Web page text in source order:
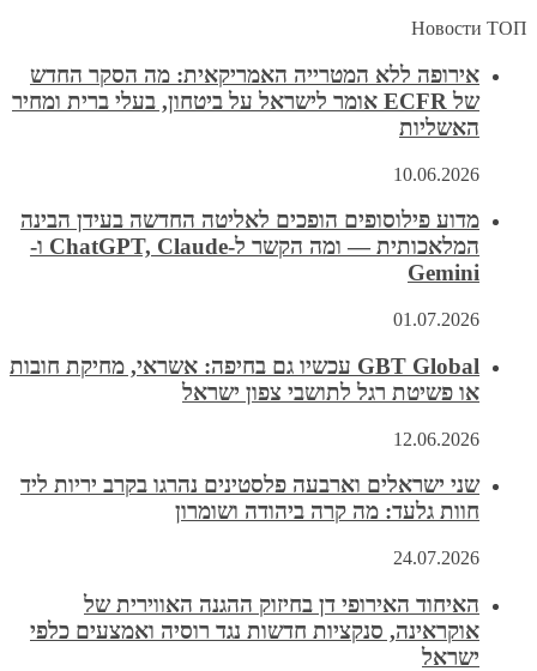
Новости ТОП
אירופה ללא המטרייה האמריקאית: מה הסקר החדש
של ECFR אומר לישראל על ביטחון, בעלי ברית ומחיר
האשליות
10.06.2026
מדוע פילוסופים הופכים לאליטה החדשה בעידן הבינה
המלאכותית — ומה הקשר ל-ChatGPT, Claude ו-
Gemini
01.07.2026
GBT Global עכשיו גם בחיפה: אשראי, מחיקת חובות
או פשיטת רגל לתושבי צפון ישראל
12.06.2026
שני ישראלים וארבעה פלסטינים נהרגו בקרב יריות ליד
חוות גלעד: מה קרה ביהודה ושומרון
24.07.2026
האיחוד האירופי דן בחיזוק ההגנה האווירית של
אוקראינה, סנקציות חדשות נגד רוסיה ואמצעים כלפי
ישראל